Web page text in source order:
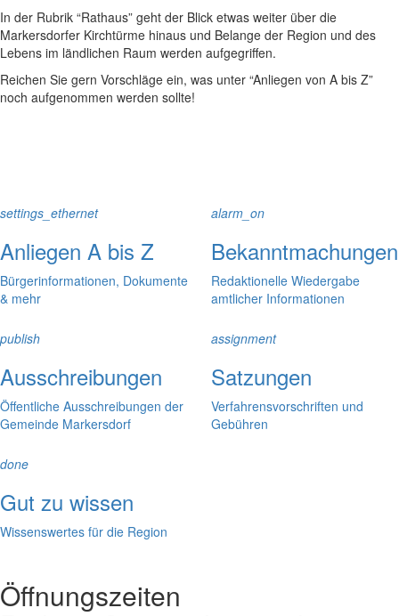
In der Rubrik “Rathaus” geht der Blick etwas weiter über die
Markersdorfer Kirchtürme hinaus und Belange der Region und des
Lebens im ländlichen Raum werden aufgegriffen.
Reichen Sie gern Vorschläge ein, was unter “Anliegen von A bis Z”
noch aufgenommen werden sollte!
settings_ethernet
Anliegen A bis Z
Bürgerinformationen, Dokumente
& mehr
alarm_on
Bekanntmachungen
Redaktionelle Wiedergabe
amtlicher Informationen
publish
Ausschreibungen
Öffentliche Ausschreibungen der
Gemeinde Markersdorf
assignment
Satzungen
Verfahrensvorschriften und
Gebühren
done
Gut zu wissen
Wissenswertes für die Region
Öffnungszeiten